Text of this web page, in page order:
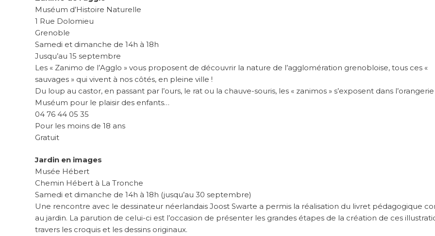
Muséum d’Histoire Naturelle
1 Rue Dolomieu
Grenoble
Samedi et dimanche de 14h à 18h
Jusqu’au 15 septembre
Les « Zanimo de l’Agglo » vous proposent de découvrir la nature de l’agglomération grenobloise, tous ces «
sauvages » qui vivent à nos côtés, en pleine ville !
Du loup au castor, en passant par l’ours, le rat ou la chauve-souris, les « zanimos » s’exposent dans
Muséum pour le plaisir des enfants…
04 76 44 05 35
Pour les moins de 18 ans
Gratuit
Jardin en images
Musée Hébert
Chemin Hébert à La Tronche
Samedi et dimanche de 14h à 18h (jusqu’au 30 septembre)
Une rencontre avec le dessinateur néerlandais Joost Swarte a permis la réalisation du livret pédagogique
au jardin. La parution de celui-ci est l’occasion de présenter les grandes étapes de la création de ces
travers les croquis et les dessins originaux.